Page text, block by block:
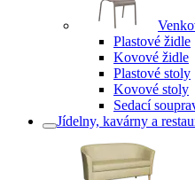
Plastové židle
Kovové židle
Plastové stoly
Kovové stoly
Sedací
Jídelny, kavárny a